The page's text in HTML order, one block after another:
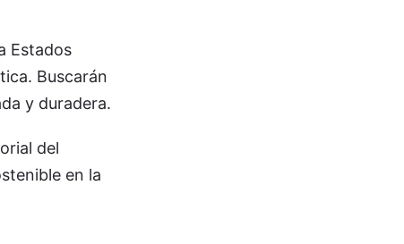
Estados
Buscarán
y duradera.
del
en la